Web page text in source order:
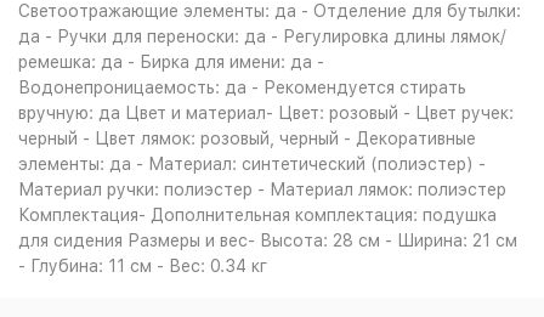
Светоотражающие элементы: да - Отделение для бутылки:
да - Ручки для переноски: да - Регулировка длины лямок/
ремешка: да - Бирка для имени: да -
Водонепроницаемость: да - Рекомендуется стирать
вручную: да Цвет и материал- Цвет: розовый - Цвет ручек:
черный - Цвет лямок: розовый, черный - Декоративные
элементы: да - Материал: синтетический (полиэстер) -
Материал ручки: полиэстер - Материал лямок: полиэстер
Комплектация- Дополнительная комплектация: подушка
для сидения Размеры и вес- Высота: 28 см - Ширина: 21 см
- Глубина: 11 см - Вес: 0.34 кг